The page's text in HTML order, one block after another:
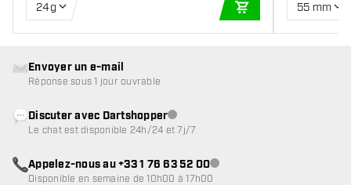
24g
AJOUTER AU
55 mm
Envoyer un e-mail
Réponse sous 1 jour ouvrable
Discuter avec DartshopperService client indisponible
Le chat est disponible 24h/24 et 7j/7
Appelez-nous au +33 1 76 63 52 00Service client indisponible
Disponible en semaine de 10h00 à 17h00